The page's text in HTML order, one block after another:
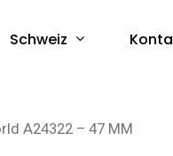
Schweiz
A24322 – 47 MM